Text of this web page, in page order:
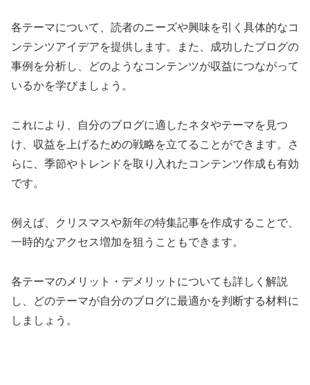
各テーマについて、読者のニーズや興味を引く具体的なコ
ンテンツアイデアを提供します。また、成功したブログの
事例を分析し、どのようなコンテンツが収益につながって
いるかを学びましょう。
これにより、自分のブログに適したネタやテーマを見つ
け、収益を上げるための戦略を立てることができます。さ
らに、季節やトレンドを取り入れたコンテンツ作成も有効
です。
例えば、クリスマスや新年の特集記事を作成することで、
一時的なアクセス増加を狙うこともできます。
各テーマのメリット・デメリットについても詳しく解説
し、どのテーマが自分のブログに最適かを判断する材料に
しましょう。